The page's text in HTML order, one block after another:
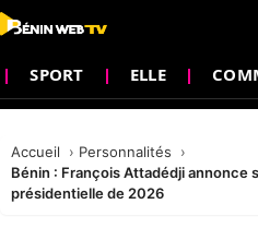
SPORT ELLE
Accueil
Personnalités
Bénin : François Attadédji annonce
présidentielle de 2026